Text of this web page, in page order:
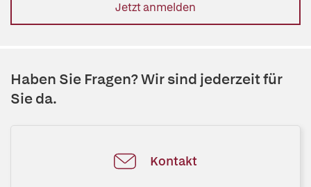
Jetzt anmelden
Haben Sie Fragen? Wir sind jederzeit für
Sie da.
Kontakt